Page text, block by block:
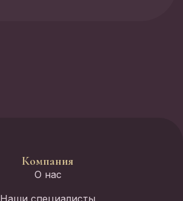
Компания
О нас
Наши специалисты